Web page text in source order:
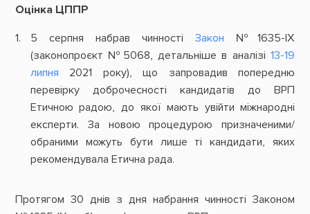
Оцінка ЦППР
5 серпня набрав чинностіЗакон №1635-ІХ
(законопроєкт №5068, детальніше в аналізі13-19
липня 2021 року), що запровадив попередню
перевірку доброчесності кандидатів до ВРП
Етичною радою, до якої мають увійти міжнародні
експерти. За новою процедурою призначеними/
обраними можуть бути лише ті кандидати, яких
рекомендувала Етична рада.
Протягом 30 днів з дня набрання чинності Законом